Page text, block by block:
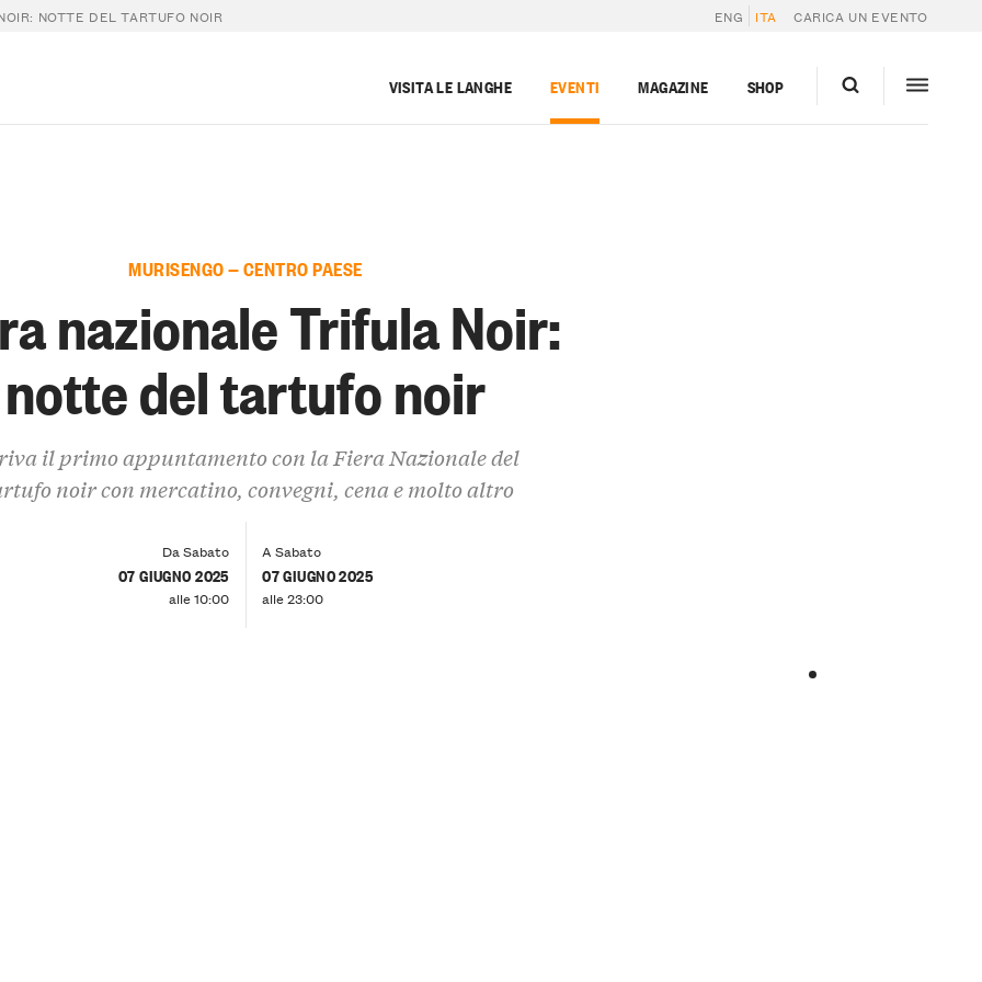
NOTTE DEL TARTUFO NOIR ENG ITA CARICA UN EVENTO
VISITA LE LANGHE EVENTI MAGAZINE SHOP
MURISENGO — CENTRO PAESE
nazionale Trifula Noir:
notte del tartufo noir
il primo appuntamento con la Fiera Nazionale del
noir con mercatino, convegni, cena e molto altro
Da Sabato
07 GIUGNO 2025
alle 10:00
A Sabato
07 GIUGNO 2025
alle 23:00